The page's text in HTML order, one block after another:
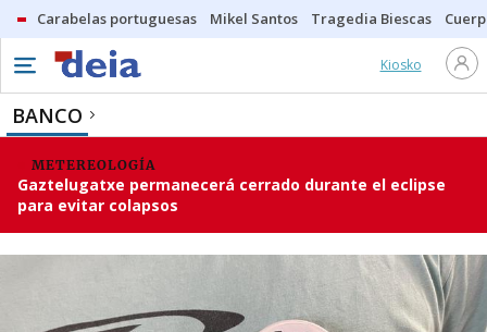
Carabelas portuguesas Mikel Santos Tragedia Biescas
Kiosko
BANCO
METEREOLOGÍA
Gaztelugatxe permanecerá cerrado durante el eclipse
para evitar colapsos